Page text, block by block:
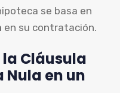
se basa en
en su contratación.
Cláusula
Nula en un